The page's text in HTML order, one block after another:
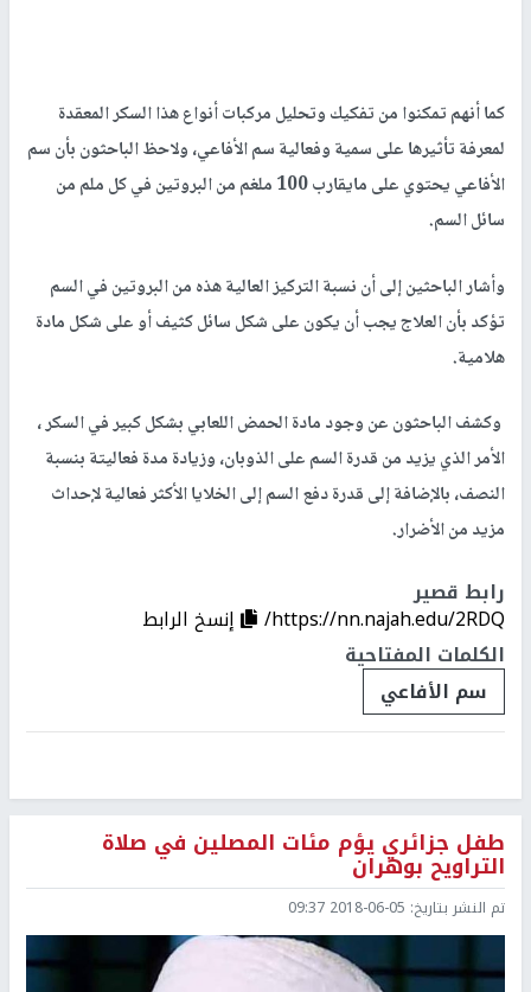
كما أنهم تمكنوا من تفكيك وتحليل مركبات أنواع هذا السكر المعقدة
لمعرفة تأثيرها على سمية وفعالية سم الأفاعي، ولاحظ الباحثون بأن سم
الأفاعي يحتوي على مايقارب 100 ملغم من البروتين في كل ملم من
سائل السم.
وأشار الباحثين إلى أن نسبة التركيز العالية هذه من البروتين في السم
تؤكد بأن العلاج يجب أن يكون على شكل سائل كثيف أو على شكل مادة
هلامية.
وكشف الباحثون عن وجود مادة الحمض اللعابي بشكل كبير في السكر ،
الأمر الذي يزيد من قدرة السم على الذوبان، وزيادة مدة فعاليتة بنسبة
النصف، بالإضافة إلى قدرة دفع السم إلى الخلايا الأكثر فعالية لإحداث
مزيد من الأضرار.
رابط قصير
https://nn.najah.edu/2RDQ/
إنسخ الرابط
الكلمات المفتاحية
سم الأفاعي
طفل جزائري يؤم مئات المصلين في صلاة
التراويح بوهران
تم النشر بتاريخ: 2018-06-05 09:37